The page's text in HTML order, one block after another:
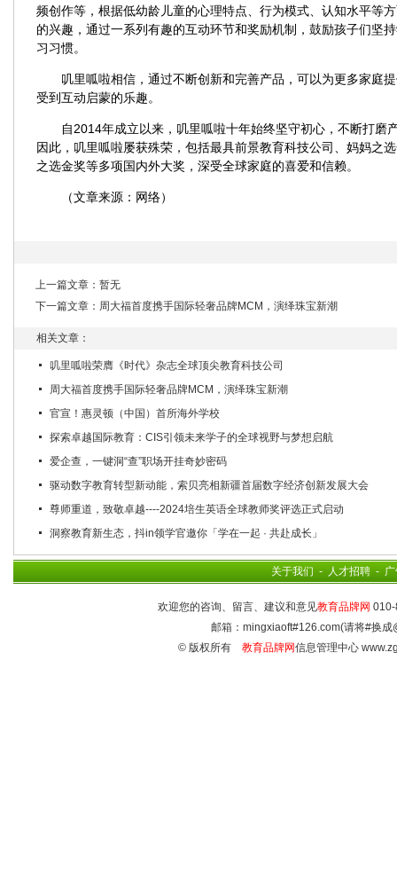
频创作等，根据低幼龄儿童的心理特点、行为模式、认知水平等
的兴趣，通过一系列有趣的互动环节和奖励机制，鼓励孩子们坚
习习惯。
叽里呱啦相信，通过不断创新和完善产品，可以为更多家庭
受到互动启蒙的乐趣。
自2014年成立以来，叽里呱啦十年始终坚守初心，不断打磨
因此，叽里呱啦屡获殊荣，包括最具前景教育科技公司、妈妈之
之选金奖等多项国内外大奖，深受全球家庭的喜爱和信赖。
（文章来源：网络）
上一篇文章：暂无
下一篇文章： 周大福首度携手国际轻奢品牌MCM，演绎珠宝新潮
相关文章：
叽里呱啦荣膺《时代》杂志全球顶尖教育科技公司
周大福首度携手国际轻奢品牌MCM，演绎珠宝新潮
官宣！惠灵顿（中国）首所海外学校
探索卓越国际教育：CIS引领未来学子的全球视野与梦想启航
爱企查，一键洞“查”职场开挂奇妙密码
驱动数字教育转型新动能，索贝亮相新疆首届数字经济创新发展大会
尊师重道，致敬卓越----2024培生英语全球教师奖评选正式启动
洞察教育新生态，抖in领学官邀你「学在一起 · 共赴成长」
关于我们 - 人才招聘 -
欢迎您的咨询、留言、建议和意见教育品牌网
邮箱：mingxiaoft#126.com(请将#换
© 版权所有 教育品牌网信息管理中心